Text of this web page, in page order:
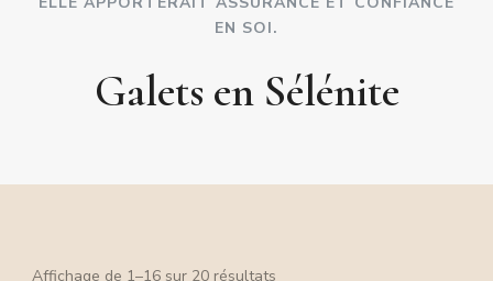
EN SOI.
Galets en Sélénite
Affichage de 1–16 sur 20 résultats